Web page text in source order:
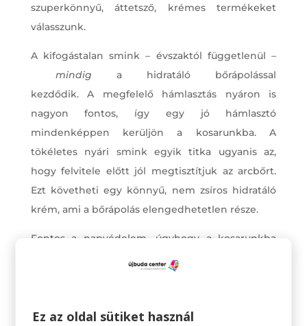
szuperkönnyű, áttetsző, krémes termékeket
válasszunk.
A kifogástalan smink – évszaktól függetlenül –
mindig a hidratáló bőrápolással
kezdődik. A megfelelő hámlasztás nyáron is
nagyon fontos, így egy jó hámlasztó
mindenképpen kerüljön a kosarunkba. A
tökéletes nyári smink egyik titka ugyanis az,
hogy felvitele előtt jól megtisztítjuk az arcbőrt.
Ezt követheti egy könnyű, nem zsíros hidratáló
krém, ami a bőrápolás elengedhetetlen része.
Fontos a napvédelem, úgyhogy a kosarunkba
mindenképpen kerüljön naptej, lehetőleg minél
Ez az oldal sütiket használ